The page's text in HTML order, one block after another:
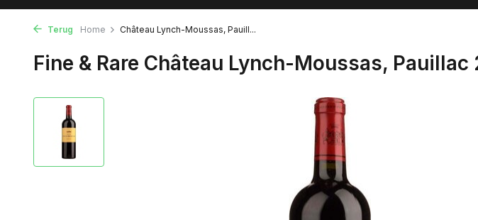
Terug Home Château Lynch-Moussas, Pauill...
Fine & Rare Château Lynch-Moussas, Pauillac